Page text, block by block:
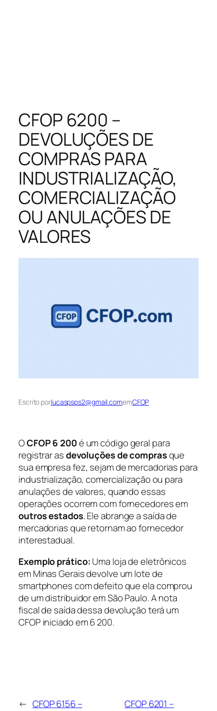
CFOP 6200 –
DEVOLUÇÕES DE
COMPRAS PARA
INDUSTRIALIZAÇÃO,
COMERCIALIZAÇÃO
OU ANULAÇÕES DE
VALORES
Escrito porlucaspsps2@gmail.comemCFOP
OCFOP 6 200é um código geral para
registrar asdevoluções de comprasque
sua empresa fez, sejam de mercadorias para
industrialização, comercialização ou para
anulações de valores, quando essas
operações ocorrem com fornecedores em
outros estados. Ele abrange a saída de
mercadorias que retornam ao fornecedor
interestadual.
Exemplo prático:Uma loja de eletrônicos
em Minas Gerais devolve um lote de
smartphones com defeito que ela comprou
de um distribuidor em São Paulo. A nota
fiscal de saída dessa devolução terá um
CFOP iniciado em 6 200.
← CFOP 6156 –
CFOP 6201 –